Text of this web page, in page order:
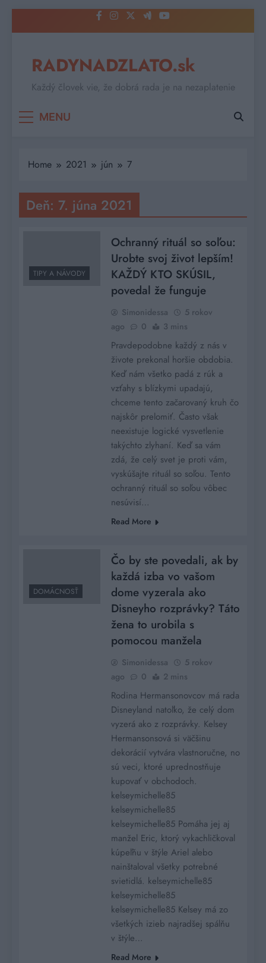
to
RADYNADZLATO.sk
Každý človek vie, že dobrá rada je na nezaplatenie
MENU
Home 2021 jún 7
Deň: 7. júna 2021
TIPY A NÁVODY
Ochranný rituál so soľou:
Urobte svoj život lepším!
KAŽDÝ KTO SKÚSIL,
povedal že funguje
Simonidessa
5 rokov
ago
0 3 mins
Pravdepodobne každý z nás v
živote prekonal horšie obdobia.
Keď nám všetko padá z rúk a
vzťahy s blízkymi upadajú,
chceme tento začarovaný kruh čo
najskôr prelomiť. Často však
neexistuje logické vysvetlenie
takýchto zlyhaní. Keď sa vám
zdá, že celý svet je proti vám,
vyskúšajte rituál so soľou. Tento
ochranný rituál so soľou vôbec
nesúvisí…
Read More
DOMÁCNOSŤ
Čo by ste povedali, ak by
každá izba vo vašom
dome vyzerala ako
Disneyho rozprávky? Táto
žena to urobila s
pomocou manžela
Simonidessa
5 rokov
ago
0 2 mins
Rodina Hermansonovcov má rada
Disneyland natoľko, že celý dom
vyzerá ako z rozprávky. Kelsey
Hermansonsová si väčšinu
dekorácií vytvára vlastnoručne, no
sú veci, ktoré uprednostňuje
kupovať v obchodoch.
kelseymichelle85
kelseymichelle85
kelseymichelle85 Pomáha jej aj
manžel Eric, ktorý vykachličkoval
kúpeľňu v štýle Ariel alebo
nainštaloval všetky potrebné
svietidlá. kelseymichelle85
kelseymichelle85
kelseymichelle85 Kelsey má zo
všetkých izieb najradšej spálňu
v štýle…
Read More